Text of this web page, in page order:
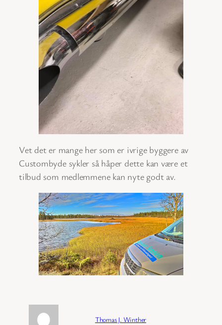
Vet det er mange her som er ivrige byggere av
Custombyde sykler så håper dette kan være et
tilbud som medlemmene kan nyte godt av.
Thomas J. Winther